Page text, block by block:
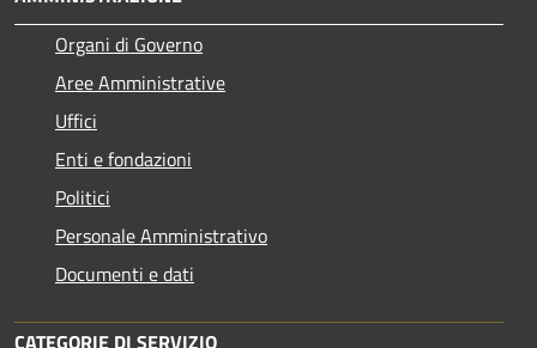
Organi di Governo
Aree Amministrative
Uffici
Enti e fondazioni
Politici
Personale Amministrativo
Documenti e dati